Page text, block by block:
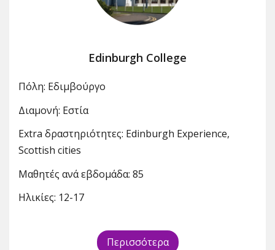
Edinburgh College
Πόλη: Εδιμβούργο
Διαμονή: Εστία
Extra δραστηριότητες: Edinburgh Experience,
Scottish cities
Μαθητές ανά εβδομάδα: 85
Ηλικίες: 12-17
Περισσότερα